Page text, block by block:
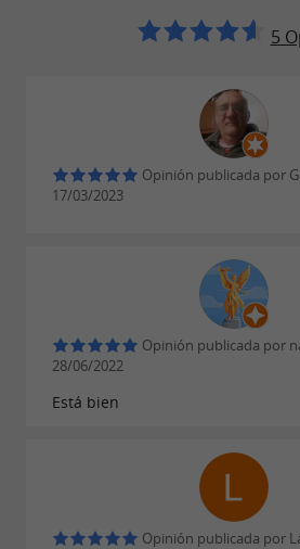
5
Opinión publicada por
17/03/2023
Opinión publicada por
28/06/2022
Está bien
Opinión publicada por